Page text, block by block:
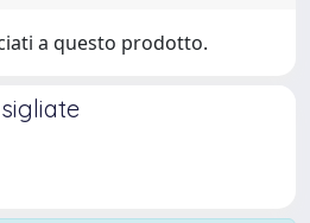
a questo prodotto.